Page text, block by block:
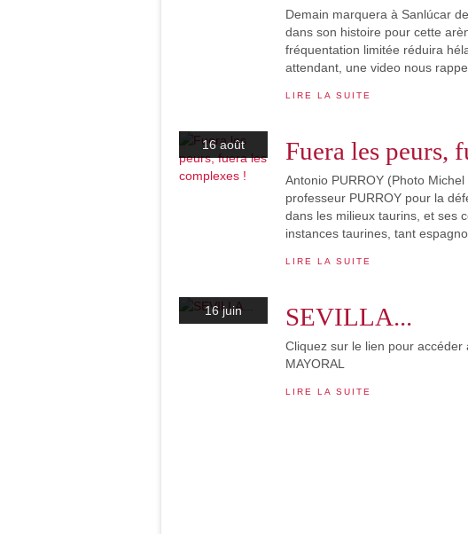
Demain marquera à Sanlúcar
dans son histoire pour cette
fréquentation limitée réduira
attendant, une video nous
LIRE LA SUITE
16 août Fuera les peurs,
Antonio PURROY (Photo
professeur PURROY pour la
dans les milieux taurins, et ses
instances taurines, tant
LIRE LA SUITE
16 juin SEVILLA...
Cliquez sur le lien pour accéder
MAYORAL
LIRE LA SUITE